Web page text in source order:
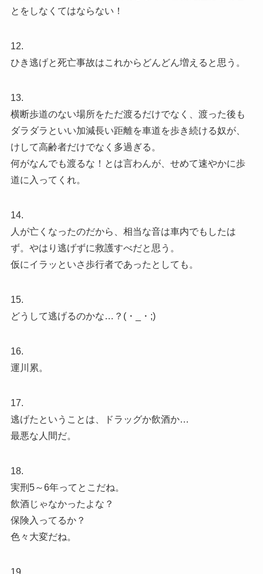
とをしなくてはならない！
12.
ひき逃げと死亡事故はこれからどんどん増えると思う。
13.
横断歩道のない場所をただ渡るだけでなく、渡った後も
ダラダラといい加減長い距離を車道を歩き続ける奴が、
けして高齢者だけでなく多過ぎる。
何がなんでも渡るな！とは言わんが、せめて速やかに歩
道に入ってくれ。
14.
人が亡くなったのだから、相当な音は車内でもしたは
ず。やはり逃げずに救護すべだと思う。
仮にイラッといさ歩行者であったとしても。
15.
どうして逃げるのかな…？(・_・;)
16.
運川累。
17.
逃げたということは、ドラッグか飲酒か…
最悪な人間だ。
18.
実刑5～6年ってとこだね。
飲酒じゃなかったよな？
保険入ってるか？
色々大変だね。
19.